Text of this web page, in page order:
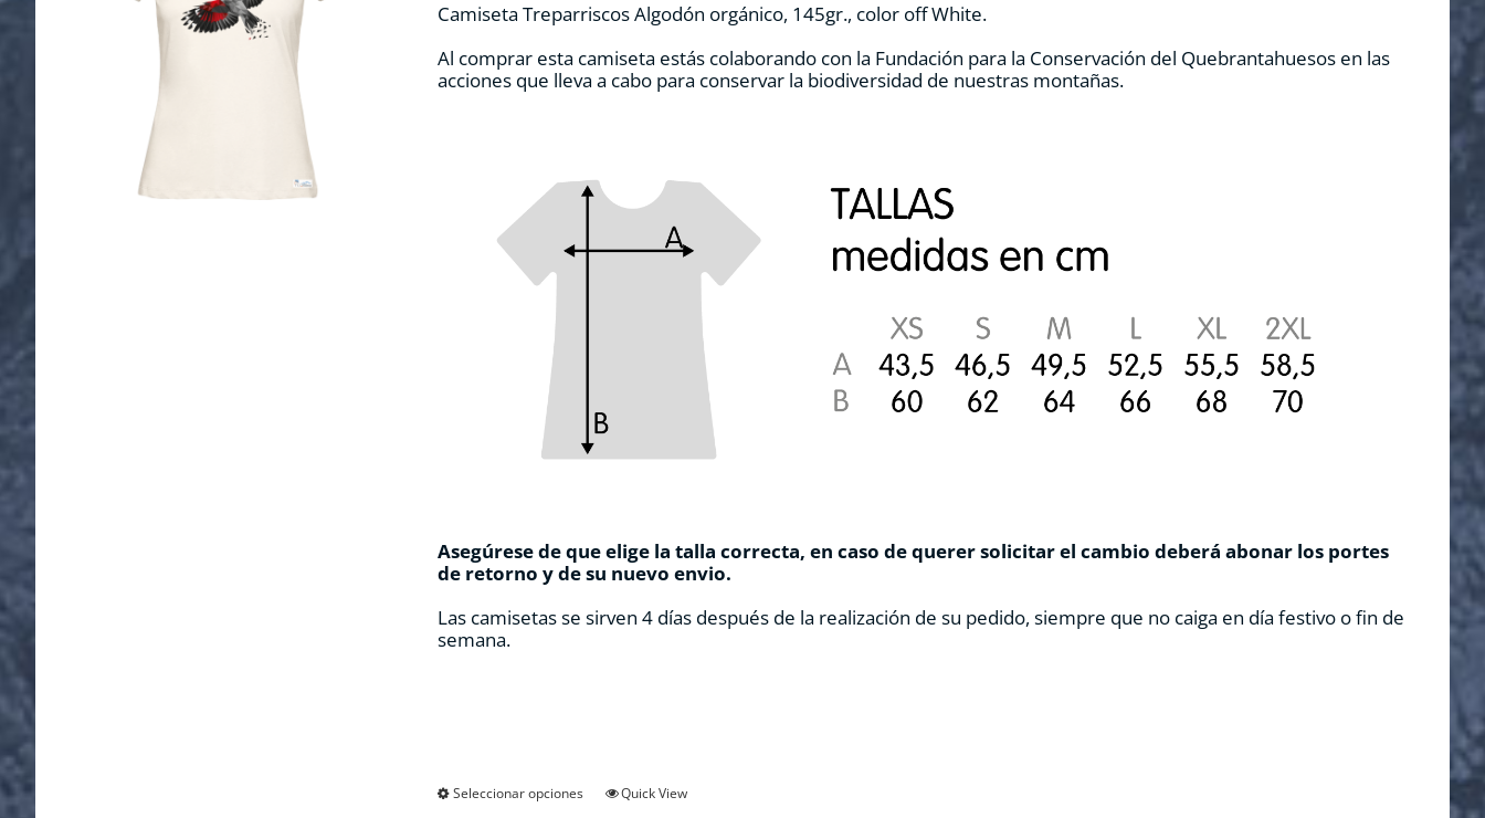
la
de
producto
Camiseta Treparriscos Algodón orgánico, 145gr., color off White.
Al comprar esta camiseta estás colaborando con la Fundación para la Conservación del Quebrantahuesos en las
acciones que lleva a cabo para conservar la biodiversidad de nuestras montañas.
Asegúrese de que elige la talla correcta, en caso de querer solicitar el cambio deberá abonar los portes
de retorno y de su nuevo envio.
Las camisetas se sirven 4 días después de la realización de su pedido, siempre que no caiga en día festivo o fin de
semana.
Seleccionar opciones
EsteQuick View